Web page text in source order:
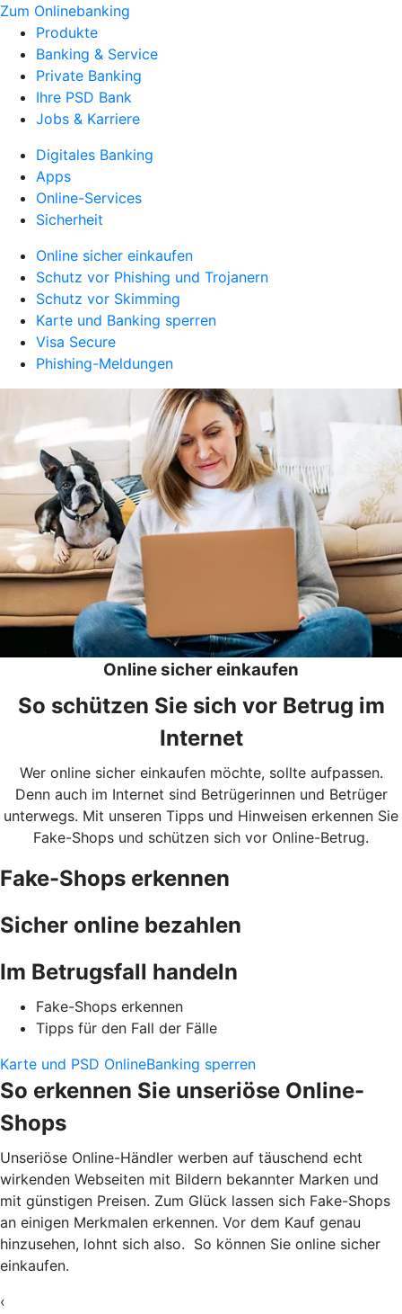
Zum Onlinebanking
Produkte
Banking & Service
Private Banking
Ihre PSD Bank
Jobs & Karriere
Digitales Banking
Apps
Online-Services
Sicherheit
Online sicher einkaufen
Schutz vor Phishing und Trojanern
Schutz vor Skimming
Karte und Banking sperren
Visa Secure
Phishing-Meldungen
Online sicher einkaufen
So schützen Sie sich vor Betrug im
Internet
Wer online sicher einkaufen möchte, sollte aufpassen.
Denn auch im Internet sind Betrügerinnen und Betrüger
unterwegs. Mit unseren Tipps und Hinweisen erkennen Sie
Fake-Shops und schützen sich vor Online-Betrug.
Fake-Shops erkennen
Sicher online bezahlen
Im Betrugsfall handeln
Fake-Shops erkennen
Tipps für den Fall der Fälle
Karte und PSD OnlineBanking sperren
So erkennen Sie unseriöse Online-
Shops
Unseriöse Online-Händler werben auf täuschend echt
wirkenden Webseiten mit Bildern bekannter Marken und
mit günstigen Preisen. Zum Glück lassen sich Fake-Shops
an einigen Merkmalen erkennen. Vor dem Kauf genau
hinzusehen, lohnt sich also. So können Sie online sicher
einkaufen.
‹